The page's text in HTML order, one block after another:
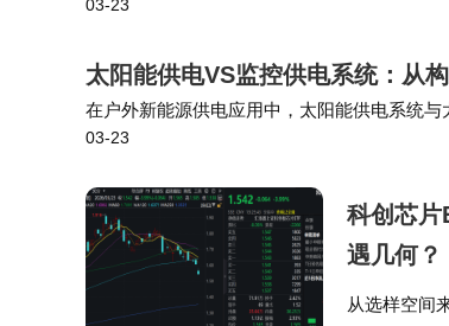
尽管公布了宏伟的技术蓝图，马
X在提交FCC的申请中，仅请求豁免
用户。
活动尾声，马斯克通过视频展示
等环节的智能制造系统建设、数据应用能力
03-23
太阳能供电VS监控供电系统：从
在户外新能源供电应用中，太阳能供电系统
供电，选太阳能供电系统（适配水利/农业/交
03-23
科创芯片
遇几何？
从选样空间